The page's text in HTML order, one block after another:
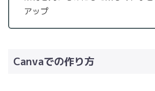
アップ
Canvaでの作り方